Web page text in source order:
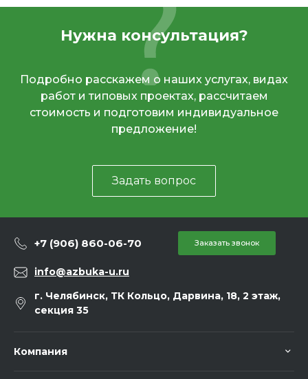
Нужна консультация?
Подробно расскажем о наших услугах, видах
работ и типовых проектах, рассчитаем
стоимость и подготовим индивидуальное
предложение!
Задать вопрос
+7 (906) 860-06-70 Заказать звонок
info@azbuka-u.ru
г. Челябинск, ТК Кольцо, Дарвина, 18, 2 этаж,
секция 35
Компания